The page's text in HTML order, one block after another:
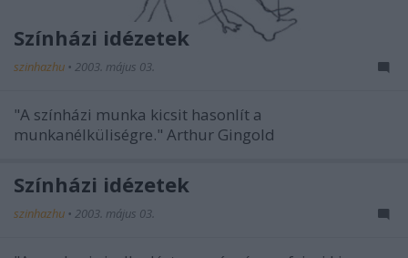
Színházi idézetek
szinhazhu • 2003. május 03.
"A színházi munka kicsit hasonlít a
munkanélküliségre." Arthur Gingold
Színházi idézetek
szinhazhu • 2003. május 03.